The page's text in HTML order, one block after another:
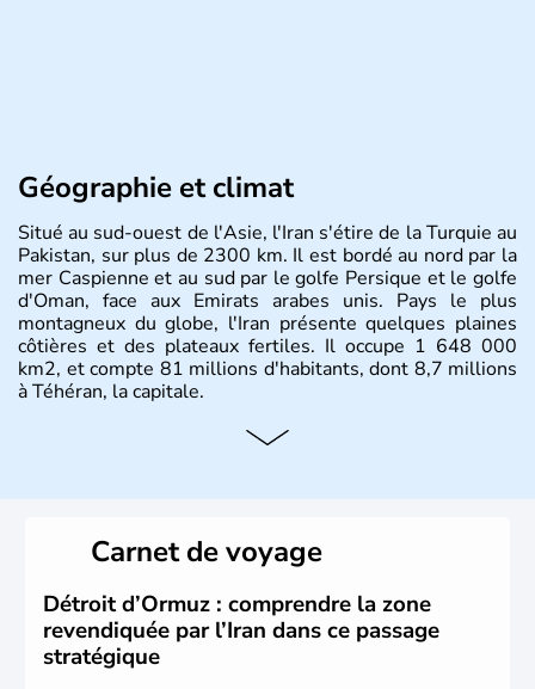
Géographie et climat
Situé au sud-ouest de l'Asie, l'Iran s'étire de la Turquie au
Pakistan, sur plus de 2300 km. Il est bordé au nord par la
mer Caspienne et au sud par le golfe Persique et le golfe
d'Oman, face aux Emirats arabes unis. Pays le plus
montagneux du globe, l'Iran présente quelques plaines
côtières et des plateaux fertiles. Il occupe 1 648 000
km2, et compte 81 millions d'habitants, dont 8,7 millions
à Téhéran, la capitale.
Carnet de voyage
Détroit d’Ormuz : comprendre la zone
revendiquée par l’Iran dans ce passage
stratégique